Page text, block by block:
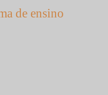
de ensino